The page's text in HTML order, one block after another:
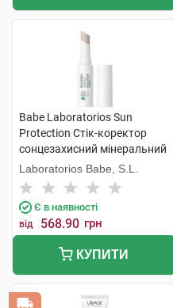
Babe Laboratorios Sun
Protection Стік-коректор
сонцезахисний мінеральний
для контуру очей з
фізичними фільтрами SPF50
4 г 1 стік
Laboratorios Babe, S.L.
Є в наявності
від 568.90 грн
КУПИТИ